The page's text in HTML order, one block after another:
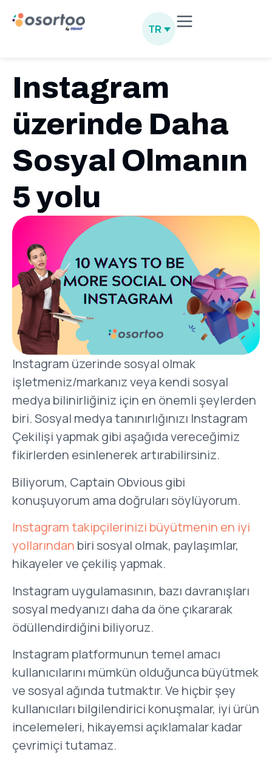
TR
Instagram
üzerinde Daha
Sosyal Olmanın
5 yolu
Instagram üzerinde sosyal olmak
işletmeniz/markanız veya kendi sosyal
medya bilinirliğiniz için en önemli şeylerden
biri. Sosyal medya tanınırlığınızı Instagram
Çekilişi yapmak gibi aşağıda vereceğimiz
fikirlerden esinlenerek artırabilirsiniz.
Biliyorum, Captain Obvious gibi
konuşuyorum ama doğruları söylüyorum.
Instagram takipçilerinizi büyütmenin en iyi
yollarından biri sosyal olmak, paylaşımlar,
hikayeler ve çekiliş yapmak.
Instagram uygulamasının, bazı davranışları
sosyal medyanızı daha da öne çıkararak
ödüllendirdiğini biliyoruz.
Instagram platformunun temel amacı
kullanıcılarını mümkün olduğunca büyütmek
ve sosyal ağında tutmaktır. Ve hiçbir şey
kullanıcıları bilgilendirici konuşmalar, iyi ürün
incelemeleri, hikayemsi açıklamalar kadar
çevrimiçi tutamaz.